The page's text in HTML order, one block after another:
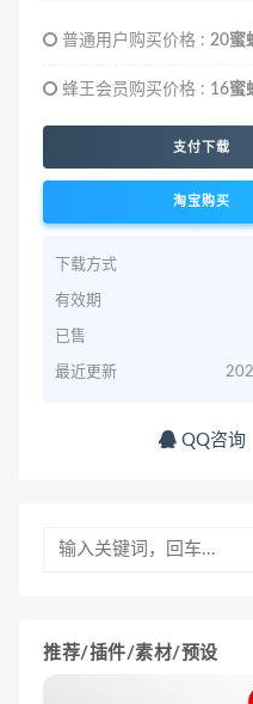
普通用户购买价格 : 20蜜
蜂王会员购买价格 : 16蜜
支付下载
淘宝购买
下载方式
有效期
已售
最近更新
QQ咨询
推荐/插件/素材/预设